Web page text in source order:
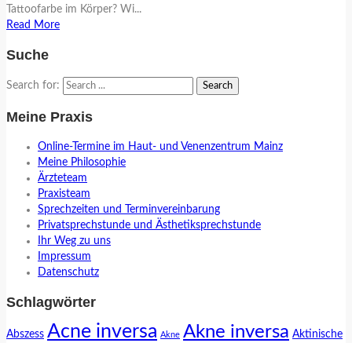
Tattoofarbe im Körper? Wi...
Read More
Suche
Search for:
Meine Praxis
Online-Termine im Haut- und Venenzentrum Mainz
Meine Philosophie
Ärzteteam
Praxisteam
Sprechzeiten und Terminvereinbarung
Privatsprechstunde und Ästhetiksprechstunde
Ihr Weg zu uns
Impressum
Datenschutz
Schlagwörter
Abszess Acne inversa Akne Akne inversa Aktinische